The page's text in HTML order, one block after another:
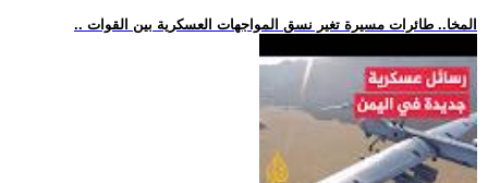
.. المخا.. طائرات مسيرة تغير نسق المواجهات العسكرية بين القوات